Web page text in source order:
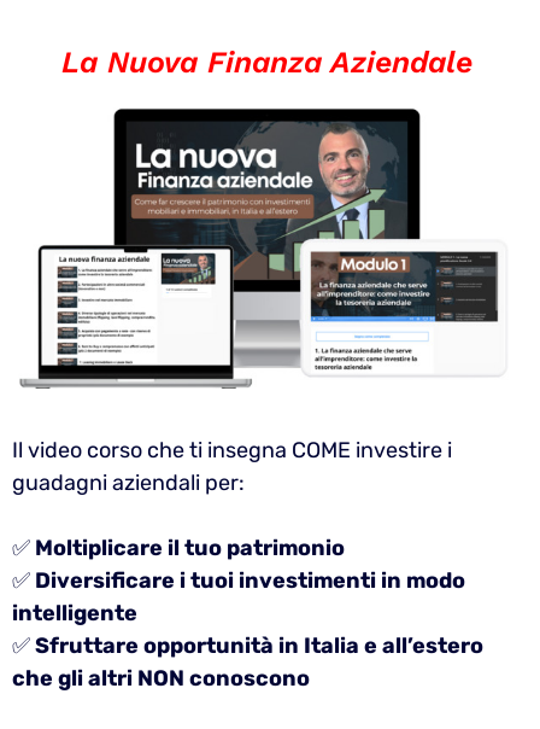
La Nuova Finanza Aziendale
Il video corso che ti insegna COME investire i
guadagni aziendali per:
✅ Moltiplicare il tuo patrimonio
✅ Diversificare i tuoi investimenti in modo
intelligente
✅Sfruttare opportunità in Italia e all’estero
che gli altri NON conoscono